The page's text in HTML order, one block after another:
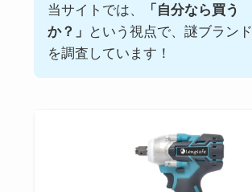
当サイトでは、
「自分なら買う
か？」
という視点で、謎ブランド
を調査しています！